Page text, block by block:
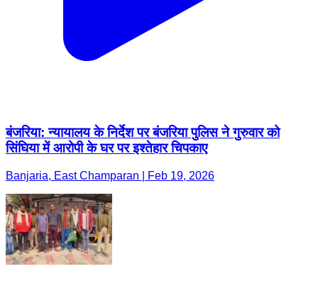
बंजरिया: न्यायालय के निर्देश पर बंजरिया पुलिस ने गुरुवार को
सिंघिया में आरोपी के घर पर इश्तेहार चिपकाए
Banjaria, East Champaran | Feb 19, 2026